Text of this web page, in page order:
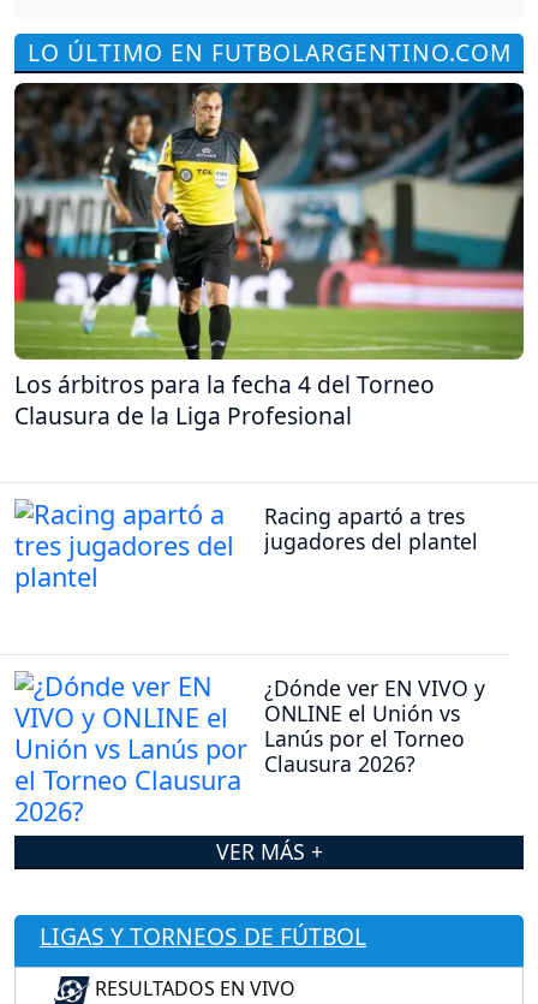
LO ÚLTIMO EN FUTBOLARGENTINO.COM
Los árbitros para la fecha 4 del Torneo
Clausura de la Liga Profesional
Racing apartó a tres
jugadores del plantel
¿Dónde ver EN VIVO y
ONLINE el Unión vs
Lanús por el Torneo
Clausura 2026?
VER MÁS +
LIGAS Y TORNEOS DE FÚTBOL
RESULTADOS EN VIVO